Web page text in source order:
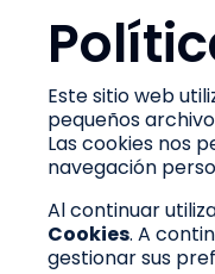
Este sitio web
pequeños
Las cookies nos
navegación
Al continuar
Cookies. A
gestionar sus